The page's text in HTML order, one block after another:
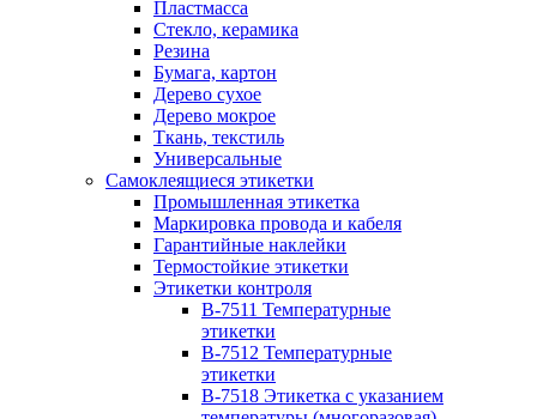
Пластмасса
Стекло, керамика
Резина
Бумага, картон
Дерево сухое
Дерево мокрое
Ткань, текстиль
Универсальные
Самоклеящиеся этикетки
Промышленная этикетка
Маркировка провода и кабеля
Гарантийные наклейки
Термостойкие этикетки
Этикетки контроля
B-7511 Температурные
этикетки
B-7512 Температурные
этикетки
B-7518 Этикетка с указанием